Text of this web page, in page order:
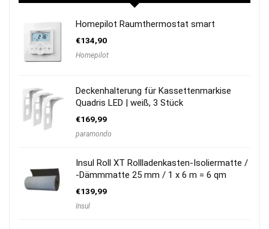
Homepilot Raumthermostat smart
€134,90
Homepilot
Deckenhalterung für Kassettenmarkise
Quadris LED | weiß, 3 Stück
€169,99
paramondo
Insul Roll XT Rollladenkasten-Isoliermatte /
-Dämmmatte 25 mm / 1 x 6 m = 6 qm
€139,99
Insul